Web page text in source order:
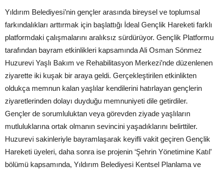
Yıldırım Belediyesi’nin gençler arasında bireysel ve toplumsal
farkındalıkları arttırmak için başlattığı İdeal Gençlik Hareketi farklı
platformdaki çalışmalarını aralıksız sürdürüyor. Gençlik Platformu
tarafından bayram etkinlikleri kapsamında Ali Osman Sönmez
Huzurevi Yaşlı Bakım ve Rehabilitasyon Merkezi’nde düzenlenen
ziyarette iki kuşak bir araya geldi. Gerçekleştirilen etkinlikten
oldukça memnun kalan yaşlılar kendilerini hatırlayan gençlerin
ziyaretlerinden dolayı duyduğu memnuniyeti dile getirdiler.
Gençler de sorumluluktan veya görevden ziyade yaşlıların
mutluluklarına ortak olmanın sevincini yaşadıklarını belirttiler.
Huzurevi sakinleriyle bayramlaşarak keyifli vakit geçiren Gençlik
Hareketi üyeleri, daha sonra ise projenin ‘Şehrin Yönetimine Katıl’
bölümü kapsamında, Yıldırım Belediyesi Kentsel Planlama ve